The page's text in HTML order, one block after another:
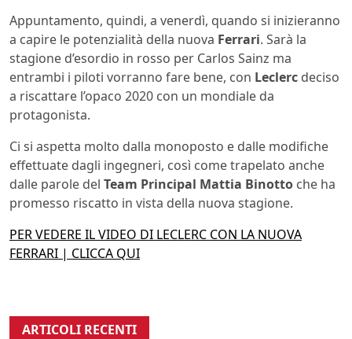
Appuntamento, quindi, a venerdì, quando si inizieranno
a capire le potenzialità della nuova Ferrari. Sarà la
stagione d’esordio in rosso per Carlos Sainz ma
entrambi i piloti vorranno fare bene, con Leclerc deciso
a riscattare l’opaco 2020 con un mondiale da
protagonista.
Ci si aspetta molto dalla monoposto e dalle modifiche
effettuate dagli ingegneri, così come trapelato anche
dalle parole del Team Principal Mattia Binotto che ha
promesso riscatto in vista della nuova stagione.
PER VEDERE IL VIDEO DI LECLERC CON LA NUOVA
FERRARI | CLICCA QUI
ARTICOLI RECENTI